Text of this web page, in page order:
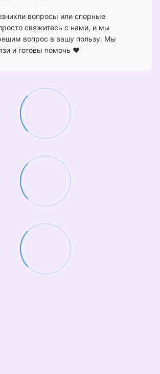
вопросы или спорные
свяжитесь с нами, и мы
вопрос в вашу пользу. Мы
и готовы помочь ❤️